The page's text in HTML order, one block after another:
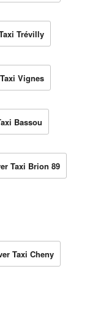
Trévilly
Vignes
Bassou
Taxi Brion 89
Taxi Cheny